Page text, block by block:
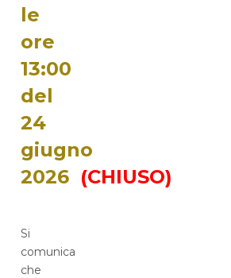
le
ore
13:00
del
24
giugno
2026 (CHIUSO)
Si
comunica
che